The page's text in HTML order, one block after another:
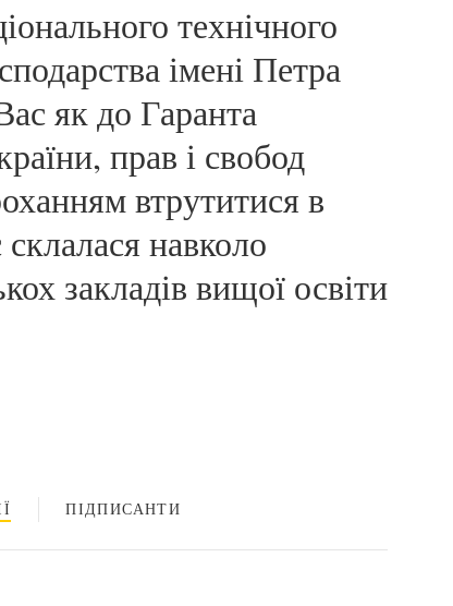
технічного
імені Петра
як до Гаранта
прав і свобод
втрутитися в
навколо
закладів вищої освіти
ПІДПИСАНТИ